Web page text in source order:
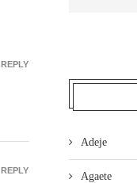
REPLY
REPLY
Adeje
Agaete